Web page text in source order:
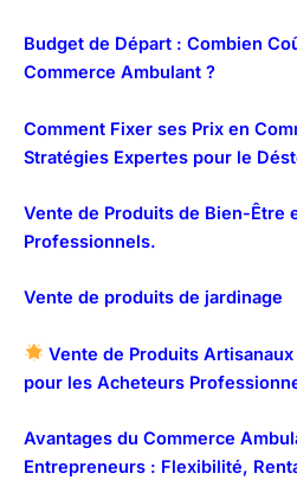
Budget de Départ : Combien
Commerce Ambulant ?
Comment Fixer ses Prix en
Stratégies Expertes pour le
Vente de Produits de Bien-Être
Professionnels.
Vente de produits de jardinage
Vente de Produits
pour les Acheteurs
Avantages du Commerce
Entrepreneurs : Flexibilité,